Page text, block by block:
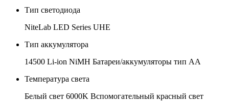
Тип светодиода
NiteLab LED Series UHE
Тип аккумулятора
14500 Li-ion NiMH Батареи/аккумуляторы тип AA
Температура света
Белый свет 6000K Вспомогательный красный свет